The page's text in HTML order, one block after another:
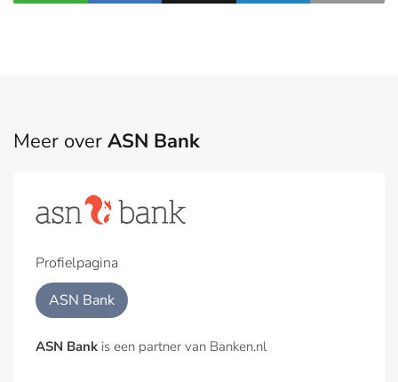
Meer over ASN Bank
Profielpagina
ASN Bank
ASN Bank is een partner van Banken.nl